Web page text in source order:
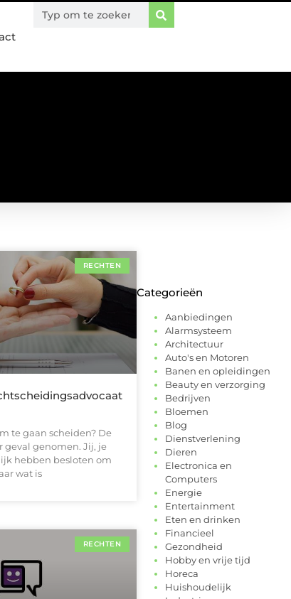
RECHTEN
te gaan scheiden? De
geval genomen. Jij, je
hebben besloten om
wat is
RECHTEN
Categorieën
Aanbiedingen
Alarmsysteem
Architectuur
Auto's en Motoren
Banen en opleidingen
Beauty en verzorging
Bedrijven
Bloemen
Blog
Dienstverlening
Dieren
Electronica en
Computers
Energie
Entertainment
Eten en drinken
Financieel
Gezondheid
Hobby en vrije tijd
Horeca
Huishoudelijk